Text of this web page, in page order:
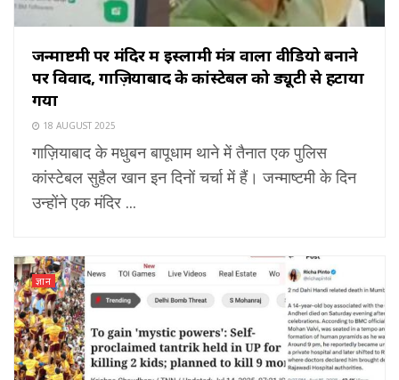
जन्माष्टमी पर मंदिर में इस्लामी मंत्र वाला वीडियो बनाने
पर विवाद, गाज़ियाबाद के कांस्टेबल को ड्यूटी से हटाया
गया
18 AUGUST 2025
गाज़ियाबाद के मधुबन बापूधाम थाने में तैनात एक पुलिस
कांस्टेबल सुहैल खान इन दिनों चर्चा में हैं। जन्माष्टमी के दिन
उन्होंने एक मंदिर ...
ज्ञान